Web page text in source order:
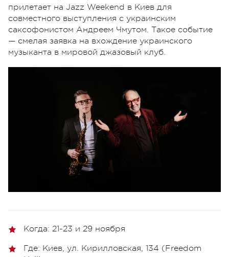
прилетает на Jazz Weekend в Киев для
совместного выступления с украинским
саксофонистом Андреем Чмутом. Такое событие
— смелая заявка на вхождение украинского
музыканта в мировой джазовый клуб.
Когда: 21-23 и 29 ноября
Где: Киев, ул. Кирилловская, 134 (Freedom